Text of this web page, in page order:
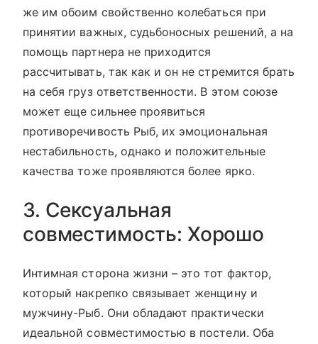
же им обоим свойственно колебаться при
принятии важных, судьбоносных решений, а на
помощь партнера не приходится
рассчитывать, так как и он не стремится брать
на себя груз ответственности. В этом союзе
может еще сильнее проявиться
противоречивость Рыб, их эмоциональная
нестабильность, однако и положительные
качества тоже проявляются более ярко.
3. Сексуальная
совместимость: Хорошо
Интимная сторона жизни – это тот фактор,
который накрепко связывает женщину и
мужчину-Рыб. Они обладают практически
идеальной совместимостью в постели. Оба